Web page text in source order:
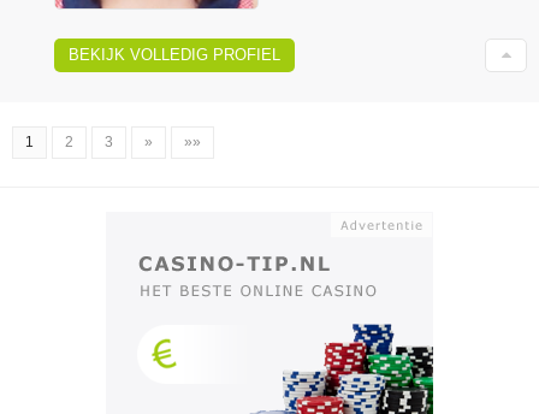
BEKIJK VOLLEDIG PROFIEL
1 2 3 » »»